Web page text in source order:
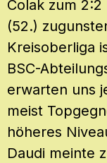
Colak zum
(52.)
Kreisoberliga
BSC-
erwarten uns
meist
höheres
Daudi meinte